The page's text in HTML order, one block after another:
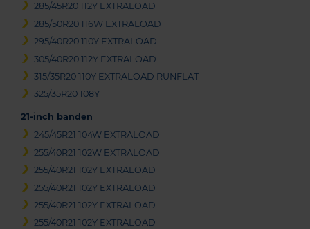
285/45R20 112Y EXTRALOAD
285/50R20 116W EXTRALOAD
295/40R20 110Y EXTRALOAD
305/40R20 112Y EXTRALOAD
315/35R20 110Y EXTRALOAD RUNFLAT
325/35R20 108Y
21-inch banden
245/45R21 104W EXTRALOAD
255/40R21 102W EXTRALOAD
255/40R21 102Y EXTRALOAD
255/40R21 102Y EXTRALOAD
255/40R21 102Y EXTRALOAD
255/40R21 102Y EXTRALOAD